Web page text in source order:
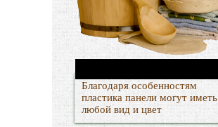
Благодаря особенностям
пластика панели могут иметь
любой вид и цвет